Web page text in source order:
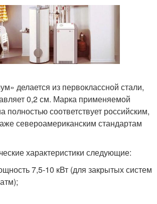
делается из первоклассной стали,
0,2 см. Марка применяемой
полностью соответствует российским,
североамериканским стандартам
характеристики следующие:
7,5-10 кВт (для закрытых систем